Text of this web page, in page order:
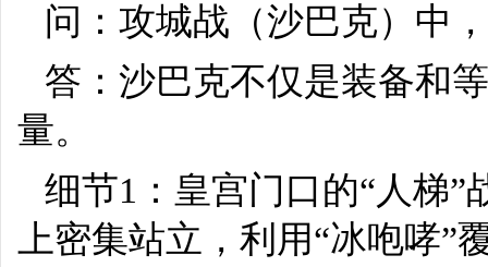
问：攻城战（沙巴克）中
答：沙巴克不仅是装备和
量。
细节1：皇宫门口的“人梯
上密集站立，利用“冰咆哮